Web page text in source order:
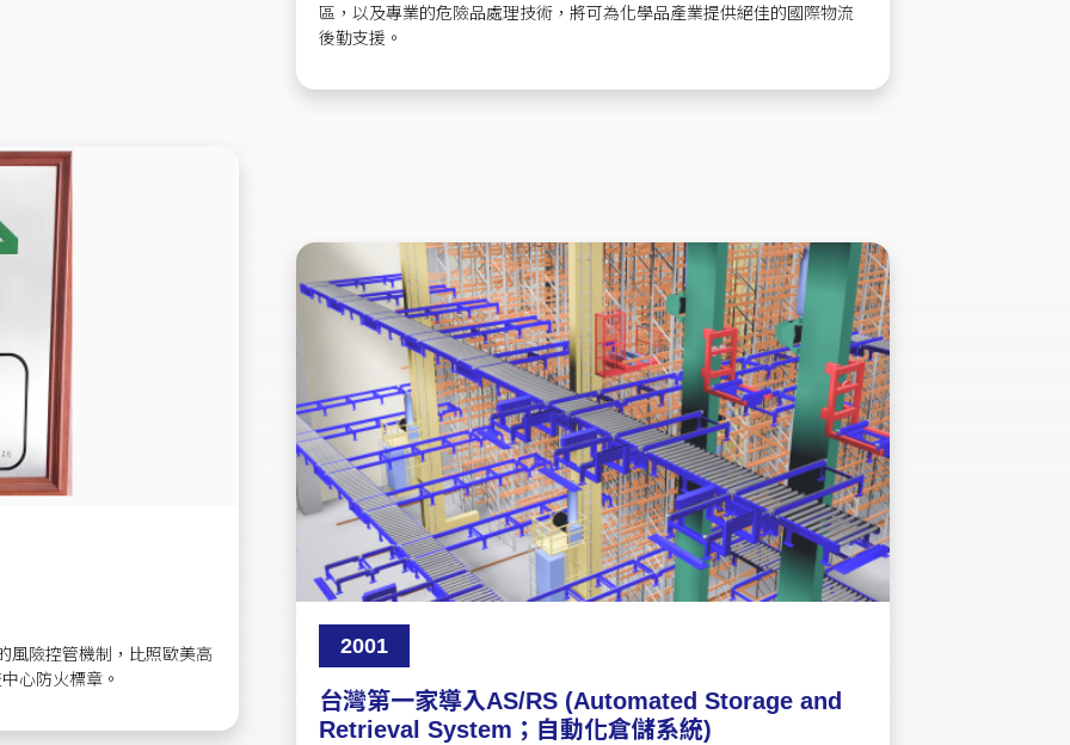
區，以及專業的危險品處理技術，將可為化學品產業提供絕佳的國際物流
後勤支援。
風險控管機制，比照歐美高
心防火標章。
2001
台灣第一家導入AS/RS (Automated Storage and
Retrieval System；自動化倉儲系統)